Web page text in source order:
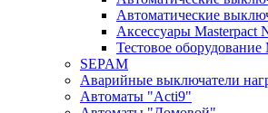
Автоматические
Аксессуары Masterpact
Тестовое оборудование
SEPAM
Аварийные выключатели
Автоматы "Acti9"